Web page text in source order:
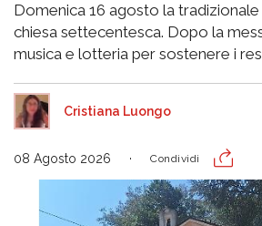
Domenica 16 agosto la
chiesa settecentesca. Dopo la
musica e lotteria per sostenere i
Cristiana Luongo
08 Agosto 2026 Condividi